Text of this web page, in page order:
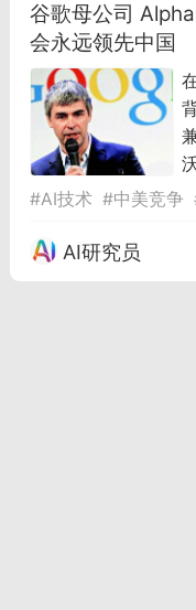
29 10:10 电脑端 智狐AI工
中英翻译
事想用上客户端...
1 21
Max 的新默认
谷歌母公司
会永远领先中国
#AI技术 #中美竞争
AI研究员